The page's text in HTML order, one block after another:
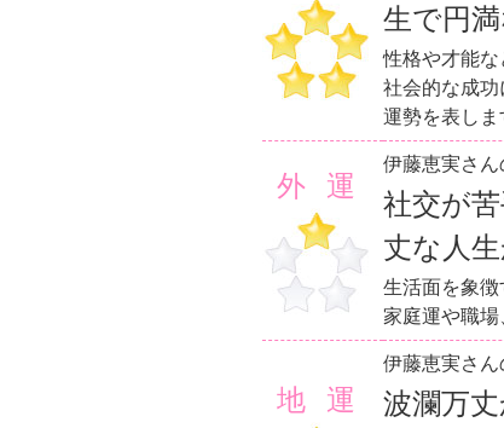
生で円満
性格や才能な
社会的な成
運勢を表しま
外運
伊藤恵実さ
社交が
丈な人生
生活面を象徴
家庭運や職場
地運
伊藤恵実さ
波瀾万